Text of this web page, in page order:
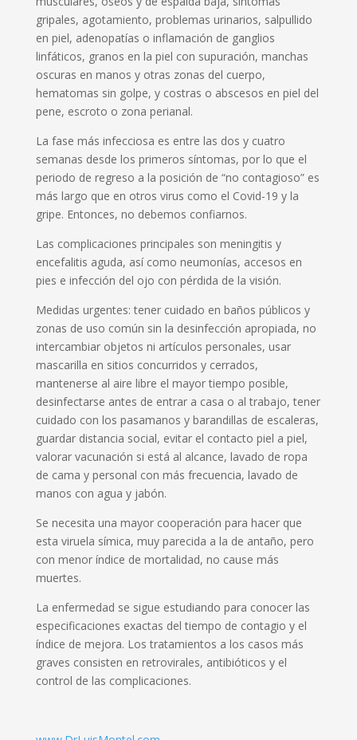
gripales, agotamiento, problemas urinarios, salpullido
en piel, adenopatías o inflamación de ganglios
linfáticos, granos en la piel con supuración, manchas
oscuras en manos y otras zonas del cuerpo,
hematomas sin golpe, y costras o abscesos en piel del
pene, escroto o zona perianal.
La fase más infecciosa es entre las dos y cuatro
semanas desde los primeros síntomas, por lo que el
periodo de regreso a la posición de “no contagioso” es
más largo que en otros virus como el Covid-19 y la
gripe. Entonces, no debemos confiarnos.
Las complicaciones principales son meningitis y
encefalitis aguda, así como neumonías, accesos en
pies e infección del ojo con pérdida de la visión.
Medidas urgentes: tener cuidado en baños públicos y
zonas de uso común sin la desinfección apropiada, no
intercambiar objetos ni artículos personales, usar
mascarilla en sitios concurridos y cerrados,
mantenerse al aire libre el mayor tiempo posible,
desinfectarse antes de entrar a casa o al trabajo, tener
cuidado con los pasamanos y barandillas de escaleras,
guardar distancia social, evitar el contacto piel a piel,
valorar vacunación si está al alcance, lavado de ropa
de cama y personal con más frecuencia, lavado de
manos con agua y jabón.
Se necesita una mayor cooperación para hacer que
esta viruela símica, muy parecida a la de antaño, pero
con menor índice de mortalidad, no cause más
muertes.
La enfermedad se sigue estudiando para conocer las
especificaciones exactas del tiempo de contagio y el
índice de mejora. Los tratamientos a los casos más
graves consisten en retrovirales, antibióticos y el
control de las complicaciones.